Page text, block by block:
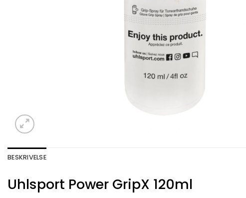
BESKRIVELSE
Uhlsport Power GripX 120ml